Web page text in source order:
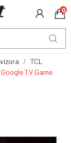
0
TCL
TV Game